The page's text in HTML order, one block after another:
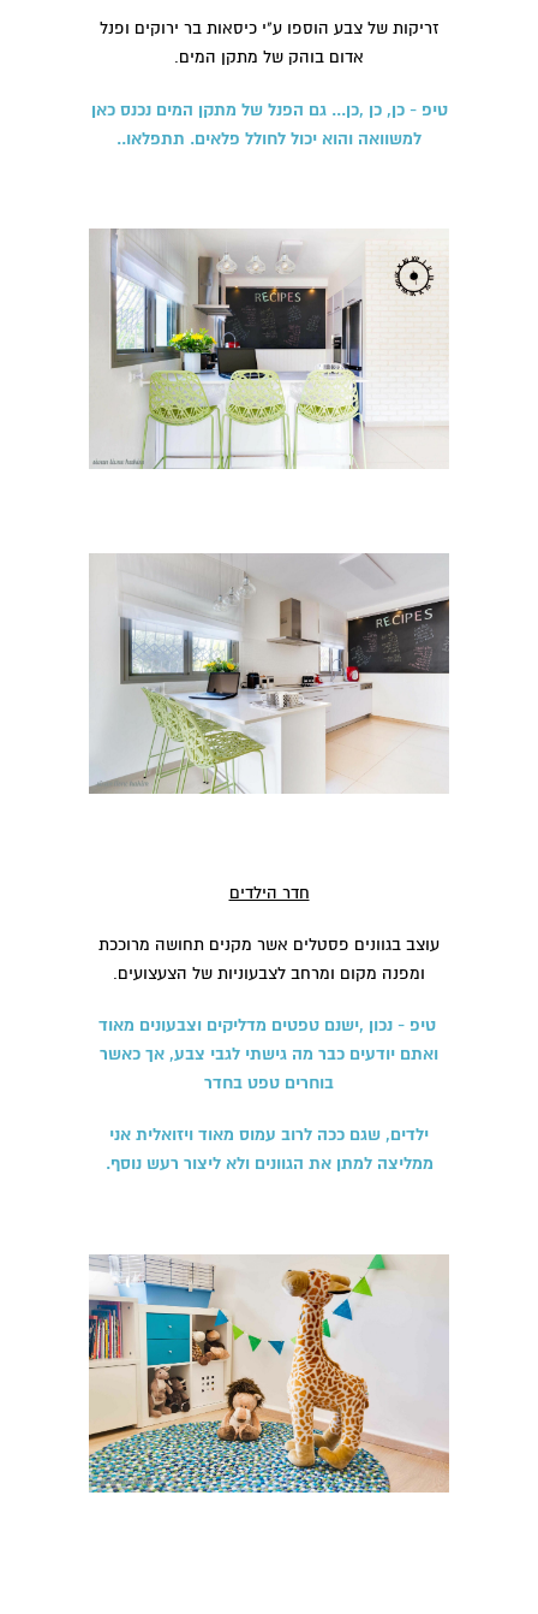
זריקות של צבע הוספו ע"י כיסאות בר ירוקים ופנל
אדום בוהק של מתקן המים.
טיפ - כן, כן ,כן... גם הפנל של מתקן המים נכנס כאן
למשוואה והוא יכול לחולל פלאים. תתפלאו..
חדר הילדים
עוצב בגוונים פסטלים אשר מקנים תחושה מרוככת
ומפנה מקום ומרחב לצבעוניות של הצעצועים.
טיפ - נכון ,ישנם טפטים מדליקים וצבעונים מאוד
ואתם יודעים כבר מה גישתי לגבי צבע, אך כאשר
בוחרים טפט בחדר
ילדים, שגם ככה לרוב עמוס מאוד ויזואלית אני
ממליצה למתן את הגוונים ולא ליצור רעש נוסף.